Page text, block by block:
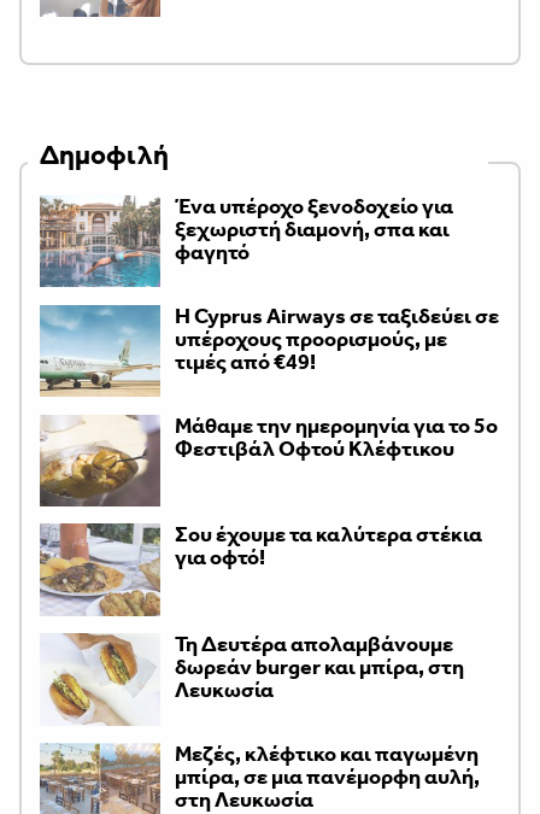
Δημοφιλή
Ένα υπέροχο ξενοδοχείο για
ξεχωριστή διαμονή, σπα και
φαγητό
H Cyprus Airways σε ταξιδεύει σε
υπέροχους προορισμούς, με
τιμές από €49!
Μάθαμε την ημερομηνία για το 5ο
Φεστιβάλ Οφτού Κλέφτικου
Σου έχουμε τα καλύτερα στέκια
για οφτό!
Τη Δευτέρα απολαμβάνουμε
δωρεάν burger και μπίρα, στη
Λευκωσία
Μεζές, κλέφτικο και παγωμένη
μπίρα, σε μια πανέμορφη αυλή,
στη Λευκωσία